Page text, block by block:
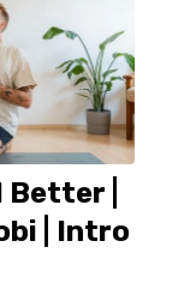
|
| Intro